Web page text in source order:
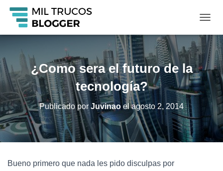
A
M
B
I
A
R
M
O
D
E
¿Como sera el futuro de la
tecnología?
Publicado porJuvinaoelagosto 2, 2014
Bueno primero que nada les pido disculpas por